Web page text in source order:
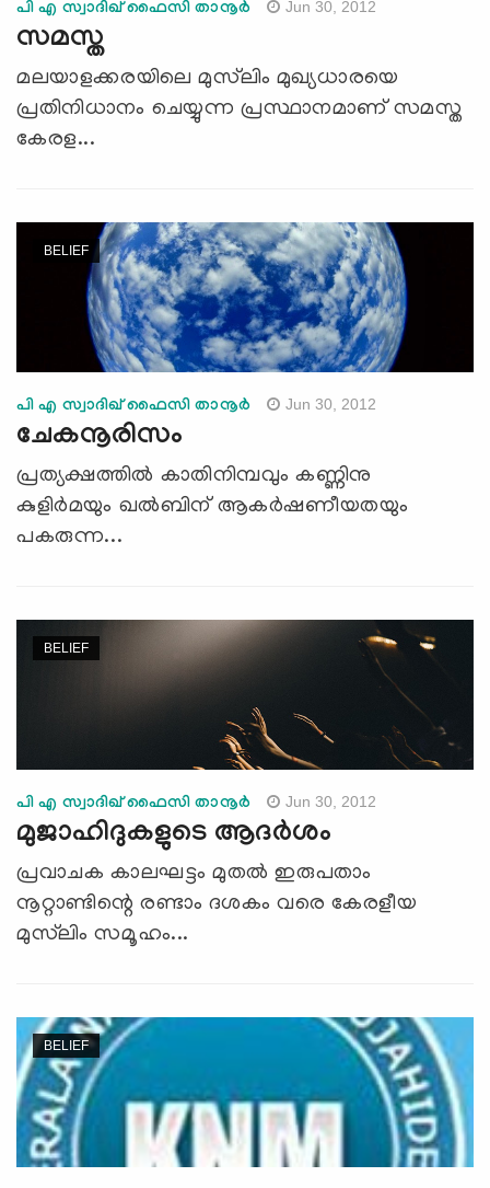
പി എ സ്വാദിഖ് ഫൈസി താനൂര്‍ Jun 30, 2012
സമസ്ത
മലയാളക്കരയിലെ മുസ്‌ലിം മുഖ്യധാരയെ
പ്രതിനിധാനം ചെയ്യുന്ന പ്രസ്ഥാനമാണ് സമസ്ത
കേരള...
BELIEF
പി എ സ്വാദിഖ് ഫൈസി താനൂര്‍ Jun 30, 2012
ചേകനൂരിസം
പ്രത്യക്ഷത്തില്‍ കാതിനിമ്പവും കണ്ണിനു
കുളിര്‍മയും ഖല്‍ബിന് ആകര്‍ഷണീയതയും
പകരുന്ന...
BELIEF
പി എ സ്വാദിഖ് ഫൈസി താനൂര്‍ Jun 30, 2012
മുജാഹിദുകളുടെ ആദര്‍ശം
പ്രവാചക കാലഘട്ടം മുതല്‍ ഇരുപതാം
നൂറ്റാണ്ടിന്റെ രണ്ടാം ദശകം വരെ കേരളീയ
മുസ്‌ലിം സമൂഹം...
BELIEF